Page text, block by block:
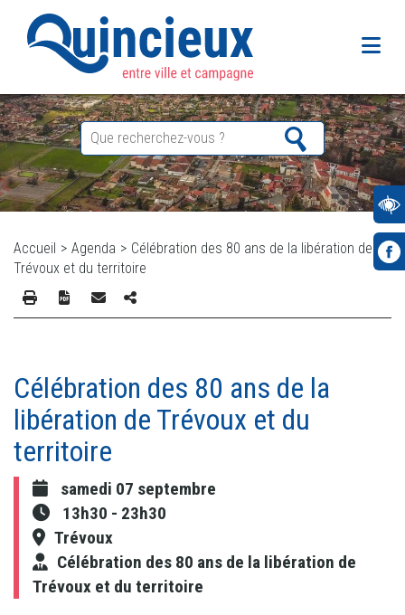
Accueil > Agenda > Célébration des 80 ans de la libération de
Trévoux et du territoire
Célébration des 80 ans de la
libération de Trévoux et du
territoire
samedi 07 septembre
13h30 - 23h30
Trévoux
Célébration des 80 ans de la libération de
Trévoux et du territoire